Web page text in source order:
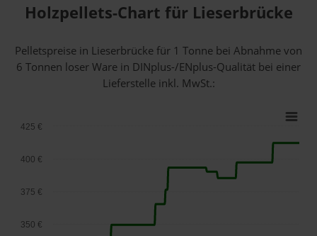
Holzpellets-Chart für Lieserbrücke
Pelletspreise in Lieserbrücke für 1 Tonne bei Abnahmevon
6 Tonnen loser Ware in DINplus-/ENplus-Qualität bei einer
Lieferstelle inkl. MwSt.:
350 €
375 €
400 €
425 €